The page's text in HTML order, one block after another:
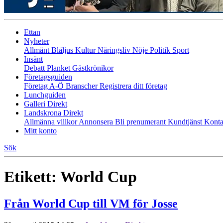
Ettan
Nyheter
Allmänt Blåljus KulturNäringsliv Nöje Politik Sport
Insänt
Debatt Planket Gästkrönikor
Företagsguiden
Företag A-Ö BranscherRegistrera ditt företag
Lunchguiden
Galleri Direkt
Landskrona Direkt
Allmänna villkorAnnonsera Bli prenumerant Kundtjänst
Mitt konto
Sök
Etikett: World Cup
Från World Cup till VM för Josse